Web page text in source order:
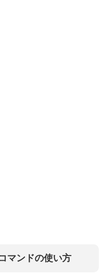
マンドの使い方